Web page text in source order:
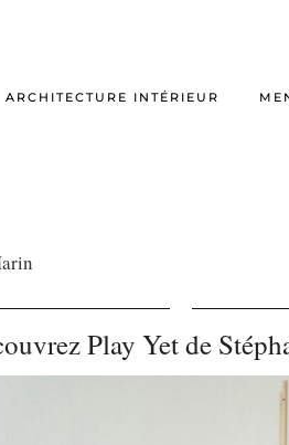
ARCHITECTURE INTÉRIEUR
Play Yet de